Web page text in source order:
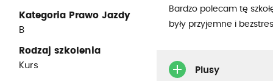
Kategoria Prawo Jazdy
B
Rodzaj szkolenia
Kurs
Bardzo polecam tę
były przyjemne i
Plusy